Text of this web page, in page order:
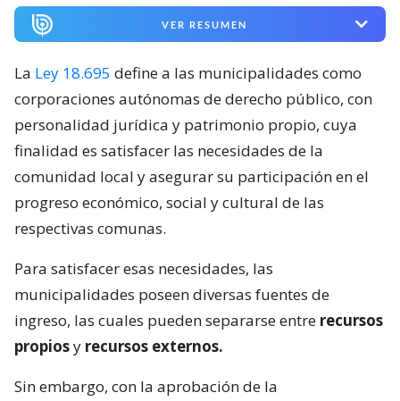
VER RESUMEN
La Ley 18.695 define a las municipalidades como
corporaciones autónomas de derecho público, con
personalidad jurídica y patrimonio propio, cuya
finalidad es satisfacer las necesidades de la
comunidad local y asegurar su participación en el
progreso económico, social y cultural de las
respectivas comunas.
Para satisfacer esas necesidades, las
municipalidades poseen diversas fuentes de
ingreso, las cuales pueden separarse entre recursos
propiosy recursos externos.
Sin embargo, con la aprobación de la